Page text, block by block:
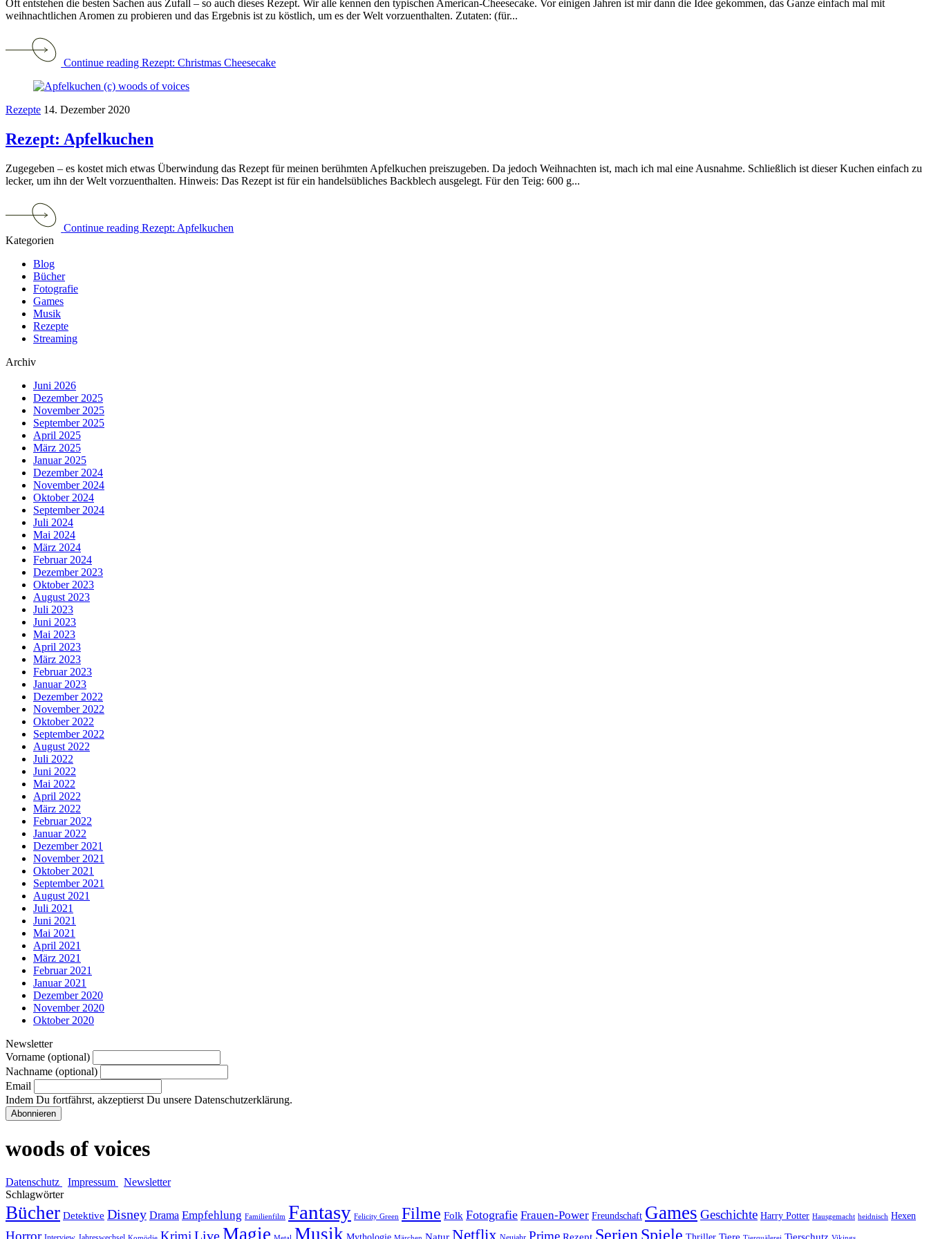
Oft entstehen die besten Sachen aus Zufall – so auch dieses Rezept. Wir alle kennen den typischen American-Cheesecake. Vor einigen Jahren ist mir dann die Idee gekommen, das Ganze einfach mal mit
weihnachtlichen Aromen zu probieren und das Ergebnis ist zu köstlich, um es der Welt vorzuenthalten. Zutaten: (für...
Continue reading Rezept: Christmas Cheesecake
Rezepte 14. Dezember 2020
Rezept: Apfelkuchen
Zugegeben – es kostet mich etwas Überwindung das Rezept für meinen berühmten Apfelkuchen preiszugeben. Da jedoch Weihnachten ist, mach ich mal eine Ausnahme. Schließlich ist dieser Kuchen einfach zu
lecker, um ihn der Welt vorzuenthalten. Hinweis: Das Rezept ist für ein handelsübliches Backblech ausgelegt. Für den Teig: 600 g...
Continue reading Rezept: Apfelkuchen
Kategorien
Blog
Bücher
Fotografie
Games
Musik
Rezepte
Streaming
Archiv
Juni 2026
Dezember 2025
November 2025
September 2025
April 2025
März 2025
Januar 2025
Dezember 2024
November 2024
Oktober 2024
September 2024
Juli 2024
Mai 2024
März 2024
Februar 2024
Dezember 2023
Oktober 2023
August 2023
Juli 2023
Juni 2023
Mai 2023
April 2023
März 2023
Februar 2023
Januar 2023
Dezember 2022
November 2022
Oktober 2022
September 2022
August 2022
Juli 2022
Juni 2022
Mai 2022
April 2022
März 2022
Februar 2022
Januar 2022
Dezember 2021
November 2021
Oktober 2021
September 2021
August 2021
Juli 2021
Juni 2021
Mai 2021
April 2021
März 2021
Februar 2021
Januar 2021
Dezember 2020
November 2020
Oktober 2020
Newsletter
Vorname (optional)
Nachname (optional)
Email
Indem Du fortfährst, akzeptierst Du unsere Datenschutzerklärung.
woods of voices
Datenschutz Impressum
Newsletter
Schlagwörter
Bücher Detektive Disney Drama Empfehlung Familienfilm Fantasy Felicity Green Filme Folk Fotografie Frauen-Power Freundschaft Games Geschichte Harry Potter Hausgemacht heidnisch Hexen
Horror Krimi LiveMagie Musik Netflix Prime Serien Spiele